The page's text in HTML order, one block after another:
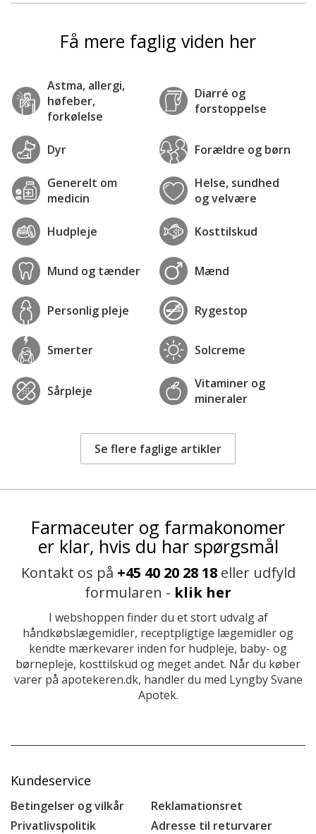
Få mere faglig viden her
Astma, allergi,
høfeber,
forkølelse
Diarré og
forstoppelse
Dyr Forældre og børn
Generelt om
medicin
Helse, sundhed
og velvære
Hudpleje Kosttilskud
Mund og tænder Mænd
Personlig pleje Rygestop
Smerter Solcreme
Sårpleje
Vitaminer og
mineraler
Se flere faglige artikler
Farmaceuter og farmakonomer
er klar, hvis du har spørgsmål
Kontakt os på +45 40 20 28 18eller udfyld
formularen - klik her
I webshoppen finder du et stort udvalg af
håndkøbslægemidler, receptpligtige lægemidler og
kendte mærkevarer inden for hudpleje, baby- og
børnepleje, kosttilskud og meget andet. Når du køber
varer på apotekeren.dk, handler du med Lyngby Svane
Apotek.
Kundeservice
Betingelser og vilkår
Privatlivspolitik
Reklamationsret
Adresse til returvarer